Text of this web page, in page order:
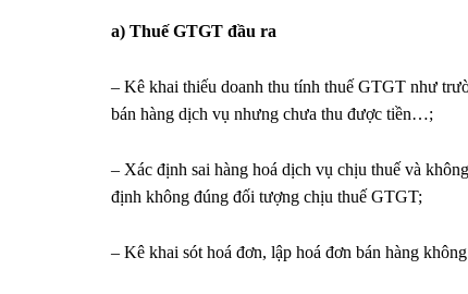
a) Thuế GTGT đầu ra
– Kê khai thiếu doanh thu tính thuế GTGT như
bán hàng dịch vụ nhưng chưa thu được tiền…;
– Xác định sai hàng hoá dịch vụ chịu thuế và
định không đúng đối tượng chịu thuế GTGT;
– Kê khai sót hoá đơn, lập hoá đơn bán hàng